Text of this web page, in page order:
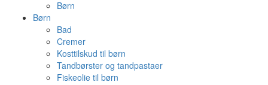
Børn
Børn
Bad
Cremer
Kosttilskud til børn
Tandbørster og tandpastaer
Fiskeolie til børn